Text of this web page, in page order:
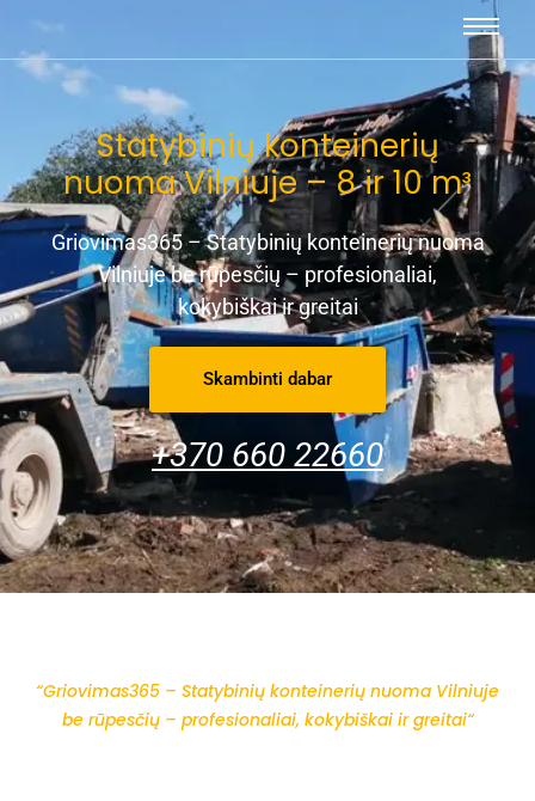
Statybinių konteinerių
nuoma Vilniuje – 8 ir 10 m³
Griovimas365 – Statybinių konteinerių nuoma
Vilniuje be rūpesčių – profesionaliai,
kokybiškai ir greitai
Skambinti dabar
+370 660 22660
“Griovimas365 – Statybinių konteinerių nuoma Vilniuje
be rūpesčių – profesionaliai, kokybiškai ir greitai“